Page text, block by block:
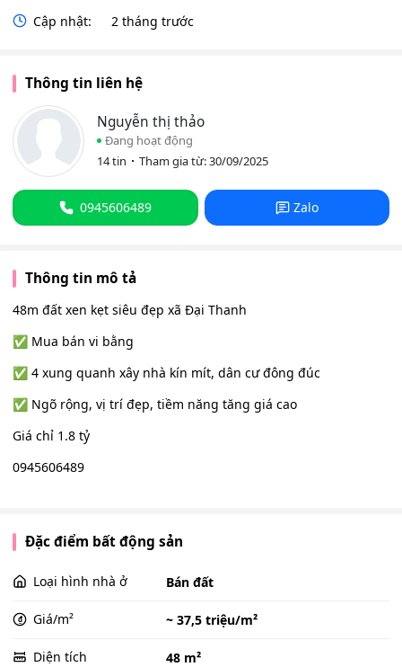
Cập nhật:
2 tháng trước
Thông tin liên hệ
Nguyễn thị thảo
Đang hoạt động
14 tin
Tham gia từ: 30/09/2025
0945606489 Zalo
Thông tin mô tả
48m đất xen kẹt siêu đẹp xã Đại Thanh
✅ Mua bán vi bằng
✅ 4 xung quanh xây nhà kín mít, dân cư đông đúc
✅ Ngõ rộng, vị trí đẹp, tiềm năng tăng giá cao
Giá chỉ 1.8 tỷ
0945606489
Đặc điểm bất động sản
Loại hình nhà ở Bán đất
Giá/m² ~ 37,5 triệu/m²
Diện tích 48 m²